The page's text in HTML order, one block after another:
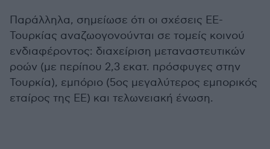
Παράλληλα, σημείωσε ότι οι σχέσεις ΕΕ-
Τουρκίας αναζωογονούνται σε τομείς κοινού
ενδιαφέροντος: διαχείριση μεταναστευτικών
ροών (με περίπου 2,3 εκατ. πρόσφυγες στην
Τουρκία), εμπόριο (5ος μεγαλύτερος εμπορικός
εταίρος της ΕΕ) και τελωνειακή ένωση.